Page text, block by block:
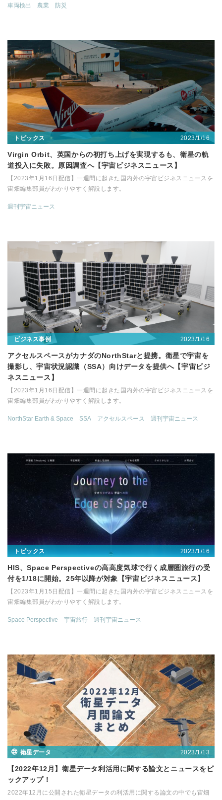
車両検出
農業 防災
トピックス 2023/1/16
Virgin Orbit、英国からの初打ち上げを実現するも、衛星の軌
道投入に失敗。原因調査へ【宇宙ビジネスニュース】
【2023年1月16日配信】一週間に起きた国内外の宇宙ビジネスニュースを
宙畑編集部員がわかりやすく解説します。
週刊宇宙ニュース
ビジネス事例 2023/1/16
アクセルスペースがカナダのNorthStarと提携。衛星で宇宙を
撮影し、宇宙状況認識（SSA）向けデータを提供へ【宇宙ビジ
ネスニュース】
【2023年1月16日配信】一週間に起きた国内外の宇宙ビジネスニュースを
宙畑編集部員がわかりやすく解説します。
NorthStar Earth & Space SSA アクセルスペース 週刊宇宙ニュース
トピックス 2023/1/16
HIS、Space Perspectiveの高高度気球で行く成層圏旅行の受
付を1/18に開始。25年以降が対象【宇宙ビジネスニュース】
【2023年1月15日配信】一週間に起きた国内外の宇宙ビジネスニュースを
宙畑編集部員がわかりやすく解説します。
Space Perspective 宇宙旅行 週刊宇宙ニュース
衛星データ 2023/1/13
【2022年12月】衛星データ利活用に関する論文とニュースをピ
ックアップ！
2022年12月に公開された衛星データの利活用に関する論文の中でも宙畑